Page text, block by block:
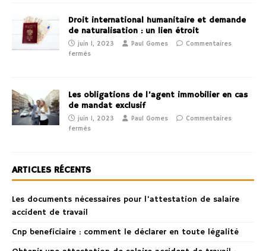
Droit international humanitaire et demande
de naturalisation : un lien étroit
juin 1, 2023 Paul Gomes
Commentaires
fermés
Les obligations de l’agent immobilier en cas
de mandat exclusif
juin 1, 2023 Paul Gomes
Commentaires
fermés
ARTICLES RÉCENTS
Les documents nécessaires pour l’attestation de salaire
accident de travail
Cnp beneficiaire : comment le déclarer en toute légalité